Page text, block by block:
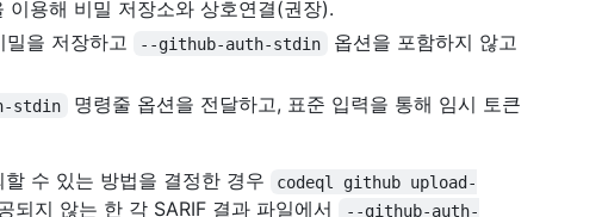
이용해 비밀 저장소와 상호연결(권장).
밀을 저장하고 --github-auth-stdin
옵션을 포함하지 않고
stdin
명령줄 옵션을 전달하고, 표준 입력을 통해 임시 토큰
수 있는 방법을 결정한 경우
codeql github upload-
되지 않는 한 각 SARIF 결과 파일에서
--github-auth-